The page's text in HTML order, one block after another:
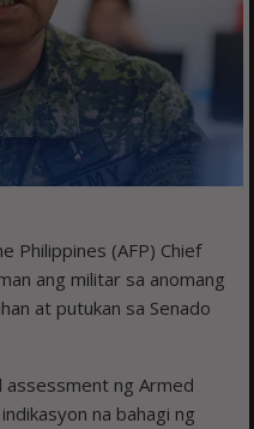
Philippines (AFP) Chief
ang militar sa anomang
at putukan sa Senado
assessment ng Armed
na bahagi ng